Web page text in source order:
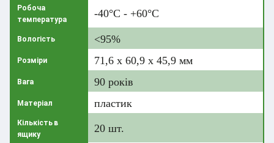
Робоча
температура
-40°C - +60°C
Вологість <95%
Розміри 71,6 х 60,9 х 45,9 мм
Вага 90 років
Матеріал пластик
Кількість в
ящику
20 шт.